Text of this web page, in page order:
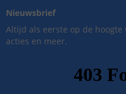
Nieuwsbrief
Altijd als eerste op de
acties en meer.